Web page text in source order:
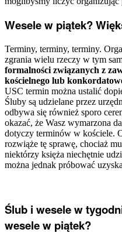
Wesele w piątek?
Terminy, terminy, terminy.
zgrania wielu rzeczy w tym
formalności związanych z
kościelnego lub
USC termin można ustalić
Śluby są udzielane przez
odbywa się również sporo
okazać, że Wasz wymarzona
dotyczy terminów w kościele.
rozwiąże tę sprawę, chociaż
niektórzy księża niechętnie
można jednak próbować
Ślub i wesele w
wesele w piątek?